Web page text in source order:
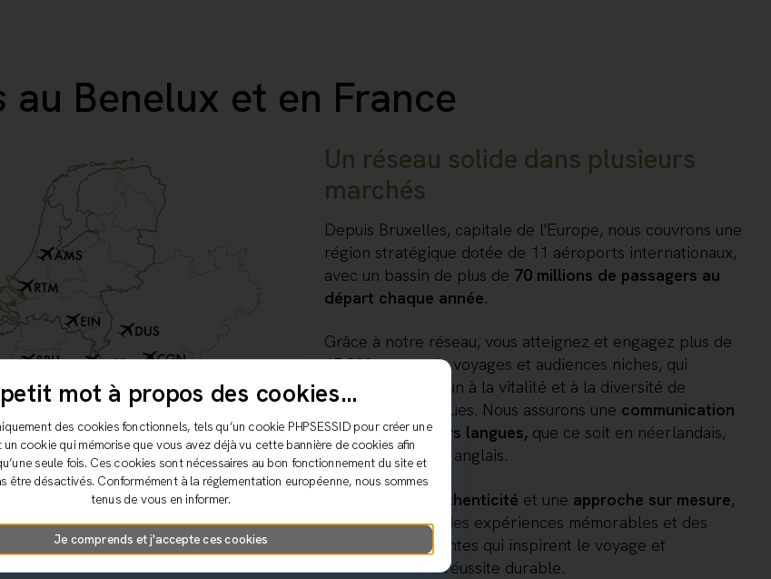
au Benelux et en France
Un réseau solide dans plusieurs
marchés
​​​​Depuis Bruxelles, capitale de l'Europe, nous couvrons une
région stratégique dotée de 11 aéroports internationaux,
avec un bassin de plus de 70 millions de passagers au
départ chaque année.
Grâce à notre réseau, vous atteignez et engagez plus de
15.000 agents de voyages et audiences niches, qui
contribuent chacun à la vitalité et à la diversité de
marchés dynamiques. Nous assurons une communication
fluide en plusieurs langues, que ce soit en néerlandais,
en français ou en anglais.
authenticité et une approche sur mesure,
nous concevons des expériences mémorables et des
stratégies innovantes qui inspirent le voyage et
soutiennent une réussite durable.
mot à propos des cookies...
des cookies fonctionnels, tels qu’un cookie PHPSESSID pour créer une
un cookie qui mémorise que vous avez déjà vu cette bannière de cookies afin
seule fois. Ces cookies sont nécessaires au bon fonctionnement du site et
être désactivés. Conformément à la réglementation européenne, nous sommes
tenus de vous en informer.
Je comprends et j'accepte ces cookies